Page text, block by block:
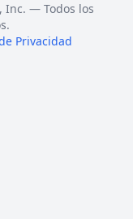
Inc. — Todos los
Privacidad